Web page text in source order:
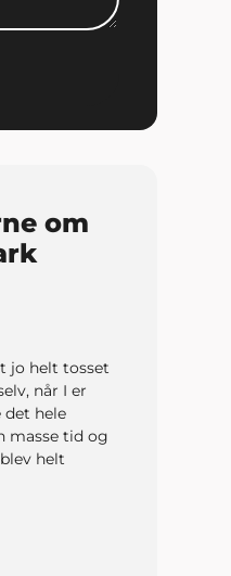
om
jo helt tosset
når I er
det hele
masse tid og
helt